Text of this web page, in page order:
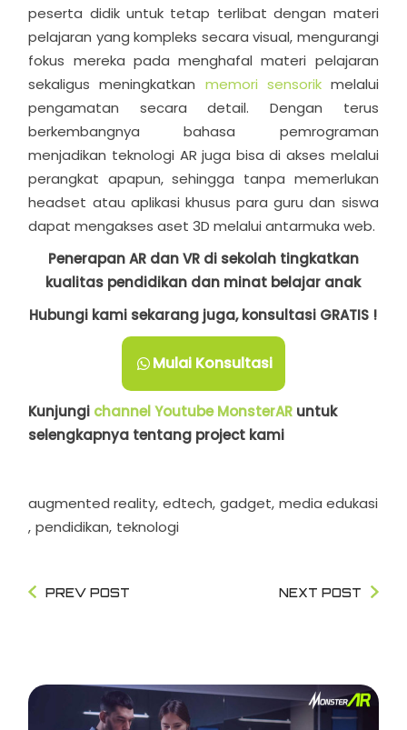
peserta didik untuk tetap terlibat dengan materi
pelajaran yang kompleks secara visual, mengurangi
fokus mereka pada menghafal materi pelajaran
sekaligus meningkatkan memori sensorikmelalui
pengamatan secara detail. Dengan terus
berkembangnya bahasa pemrograman
menjadikan teknologi AR juga bisa di akses melalui
perangkat apapun, sehingga tanpa memerlukan
headset atau aplikasi khusus para guru dan siswa
dapat mengakses aset 3D melalui antarmuka web.
Penerapan AR dan VR di sekolah tingkatkan
kualitas pendidikan dan minat belajar anak
Hubungi kami sekarang juga, konsultasi GRATIS !
Mulai Konsultasi
Kunjungi channel Youtube MonsterAR untuk
selengkapnya tentang project kami
augmented reality edtech gadget media edukasi
pendidikan teknologi
PREV POST NEXT POST